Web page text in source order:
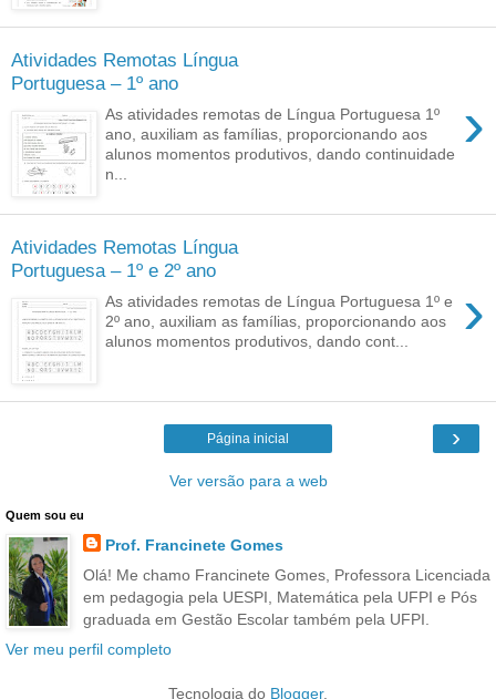
Atividades Remotas Língua
Portuguesa – 1º ano
›
As atividades remotas de Língua Portuguesa 1º
ano, auxiliam as famílias, proporcionando aos
alunos momentos produtivos, dando continuidade
n...
Atividades Remotas Língua
Portuguesa – 1º e 2º ano
›
As atividades remotas de Língua Portuguesa 1º e
2º ano, auxiliam as famílias, proporcionando aos
alunos momentos produtivos, dando cont...
›
Página inicial
Ver versão para a web
Quem sou eu
Prof. Francinete Gomes
Olá! Me chamo Francinete Gomes, Professora Licenciada
em pedagogia pela UESPI, Matemática pela UFPI e Pós
graduada em Gestão Escolar também pela UFPI.
Ver meu perfil completo
Tecnologia do Blogger.